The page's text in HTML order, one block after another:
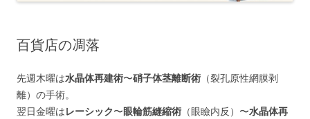
百貨店の凋落
先週木曜は水晶体再建術〜硝子体茎離断術 （裂孔原性網膜剥
離）の手術。
翌日金曜はレーシック〜眼輪筋縫縮術 （眼瞼内反）〜水晶体再